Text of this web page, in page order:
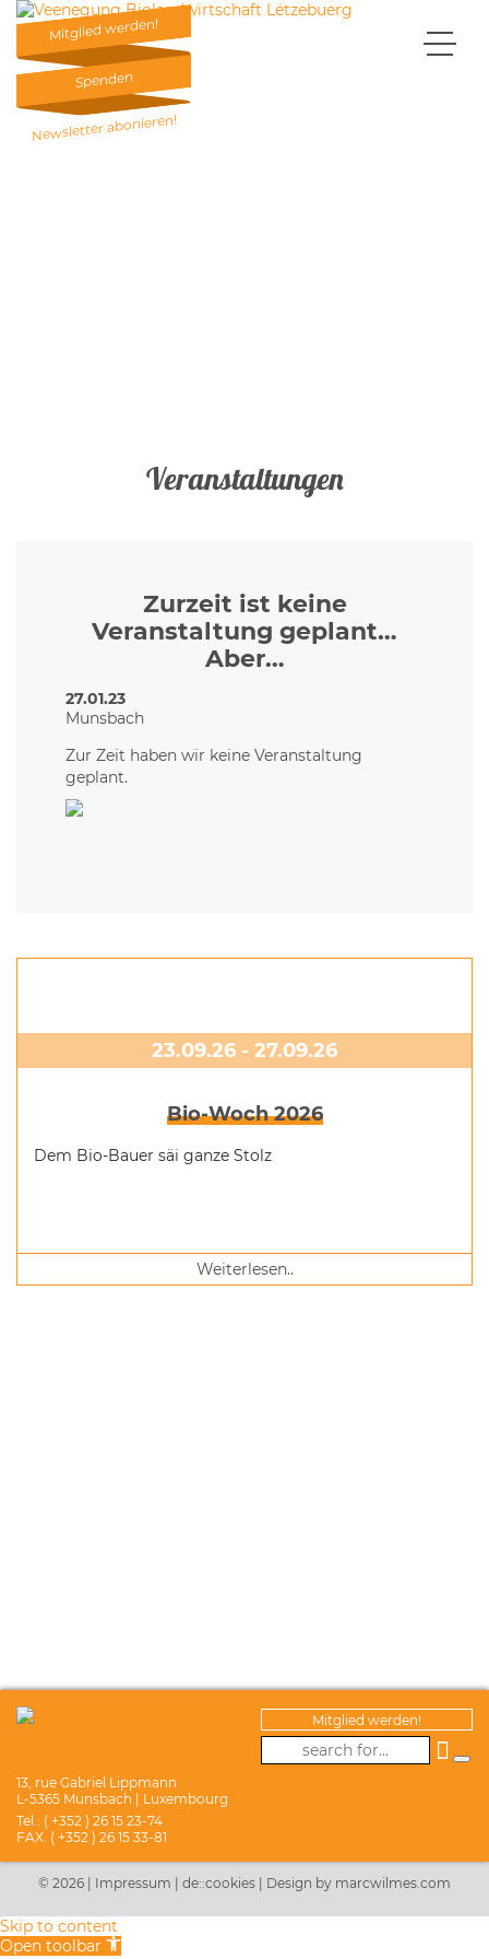
Mitglied werden!
Mitglied werden!
Spenden
Spenden
Newsletter abonieren!
Veranstaltungen
Zurzeit ist keine
Veranstaltung geplant…
Aber…
27.01.23
Munsbach
Zur Zeit haben wir keine Veranstaltung
geplant.
23.09.26 - 27.09.26
Bio-Woch 2026
Dem Bio-Bauer säi ganze Stolz
Weiterlesen..
Mitglied werden!
13, rue Gabriel Lippmann
L-5365 Munsbach | Luxembourg
Tel.: ( +352 ) 26 15 23-74
FAX. ( +352 ) 26 15 33-81
© 2026 | Impressum de::cookies Design by marcwilmes.com
Skip to content
Open toolbar